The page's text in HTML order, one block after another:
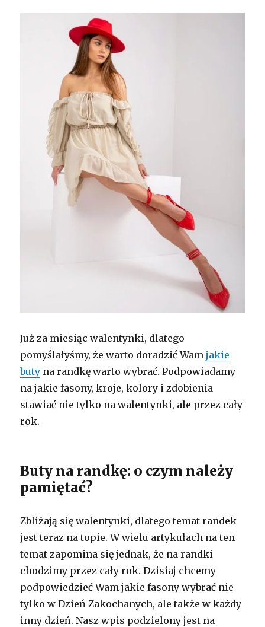
Już za miesiąc walentynki, dlatego
pomyślałyśmy, że warto doradzić Wamjakie
buty na randkę warto wybrać. Podpowiadamy
na jakie fasony, kroje, kolory i zdobienia
stawiać nie tylko na walentynki, ale przez cały
rok.
Buty na randkę: o czym należy
pamiętać?
Zbliżają się walentynki, dlatego temat randek
jest teraz na topie. W wielu artykułach na ten
temat zapomina się jednak, że na randki
chodzimy przez cały rok. Dzisiaj chcemy
podpowiedzieć Wam jakie fasony wybrać nie
tylko w Dzień Zakochanych, ale także w każdy
inny dzień. Nasz wpis podzielony jest na